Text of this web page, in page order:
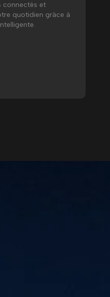
connectés et
quotidien grâce à